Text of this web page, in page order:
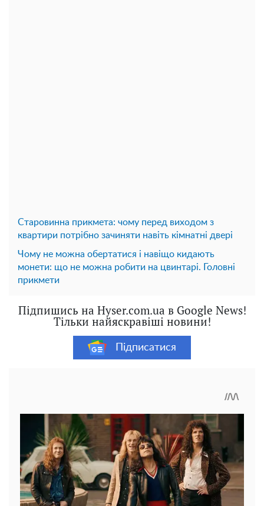
Старовинна прикмета: чому перед виходом з
квартири потрібно зачиняти навіть кімнатні двері
Чому не можна обертатися і навіщо кидають
монети: що не можна робити на цвинтарі. Головні
прикмети
Підпишись на Hyser.com.ua в Google News!
Тільки найяскравіші новини!
Підписатися